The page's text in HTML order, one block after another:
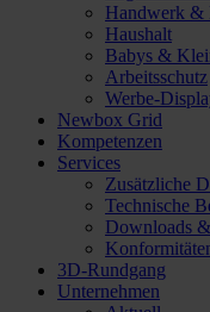
Handwerk &
Haushalt
Babys &
Arbeitsschutz
Werbe-
Newbox Grid
Kompetenzen
Services
Zusätzliche
Technische
Downloads
3D-Rundgang
Unternehmen